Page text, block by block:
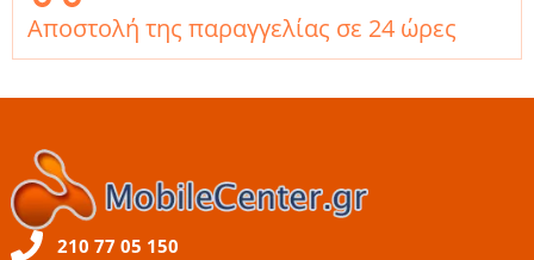
Αποστολή της παραγγελίας σε 24 ώρες
210 77 05 150